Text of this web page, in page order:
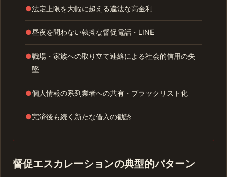
●法定上限を大幅に超える違法な高金利
●昼夜を問わない執拗な督促電話・LINE
●職場・家族への取り立て連絡による社会的信用の失
墜
●個人情報の系列業者への共有・ブラックリスト化
●完済後も続く新たな借入の勧誘
督促エスカレーションの典型的パターン